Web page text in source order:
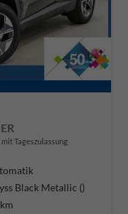
mit Tageszulassung
Black Metallic ()